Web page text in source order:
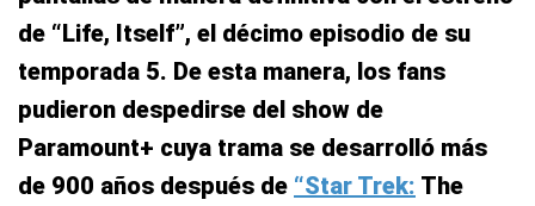
de “Life, Itself”, el décimo episodio de su
temporada 5. De esta manera, los fans
pudieron despedirse del show de
Paramount+ cuya trama se desarrolló más
de 900 años después de “Star Trek: The